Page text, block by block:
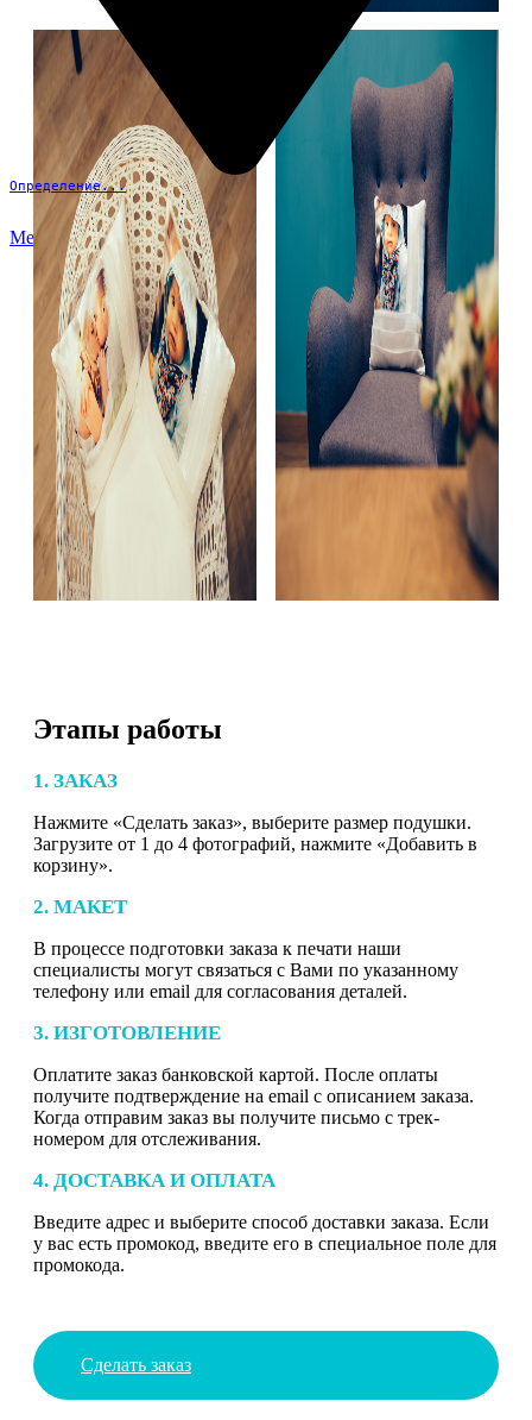
Определение...
Меню
Этапы работы
1. ЗАКАЗ
Нажмите «Сделать заказ», выберите размер подушки.
Загрузите от 1 до 4 фотографий, нажмите «Добавить в
корзину».
2. МАКЕТ
В процессе подготовки заказа к печати наши
специалисты могут связаться с Вами по указанному
телефону или email для согласования деталей.
3. ИЗГОТОВЛЕНИЕ
Оплатите заказ банковской картой. После оплаты
получите подтверждение на email с описанием заказа.
Когда отправим заказ вы получите письмо с трек-
номером для отслеживания.
4. ДОСТАВКА И ОПЛАТА
Введите адрес и выберите способ доставки заказа. Если
у вас есть промокод, введите его в специальное поле для
промокода.
Сделать заказ